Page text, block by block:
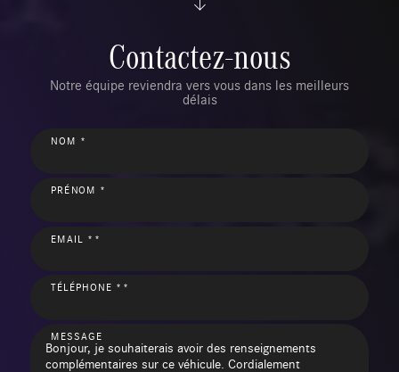
Contactez-nous
Notre équipe reviendra vers vous dans les meilleurs
délais
NOM *
PRÉNOM *
EMAIL **
TÉLÉPHONE **
MESSAGE